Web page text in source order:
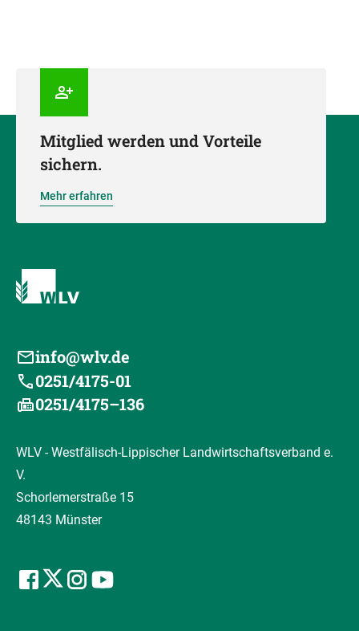
Mitglied werden und Vorteile
sichern.
Mehr erfahren
info@wlv.de
0251/4175-01
0251/4175–136
WLV - Westfälisch-Lippischer Landwirtschaftsverband e.
V.
Schorlemerstraße 15
48143 Münster